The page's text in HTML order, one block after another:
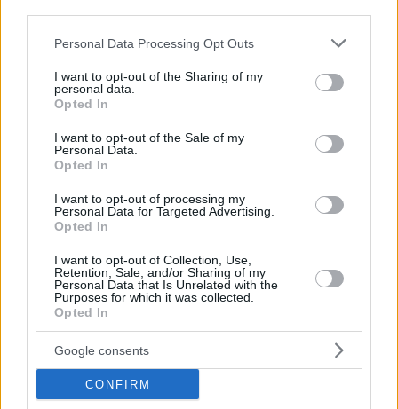
Please note that this website/app uses one or more Google
not limited to your visit or usage behaviour. You may click to
grant or deny consent to Google and its third-party tags to
use your data for below specified purposes in below Google
consent section.
Personal Data Processing Opt Outs
I want to opt-out of the Sharing of my
personal data.
Opted In
I want to opt-out of the Sale of my
Personal Data.
Opted In
I want to opt-out of processing my
Personal Data for Targeted Advertising.
Opted In
I want to opt-out of Collection, Use,
Retention, Sale, and/or Sharing of my
Personal Data that Is Unrelated with the
Purposes for which it was collected.
Opted In
Google consents
CONFIRM
Σε εξέλιξη τα stress tests των τραπεζών –
Προβληματισμός για τα νέα δεδομένα
Ήδη οι τράπεζες έδωσαν τα πρώτα στοιχεία και
ξεκίνησε ο καθιερωμένος διάλογος